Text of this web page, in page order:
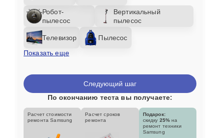
Робот-
пылесос
Вертикальный
пылесос
Телевизор
Пылесос
Показать еще
Следующий шаг
По окончанию теста вы получаете:
Расчет стоимости
ремонта Samsung
Расчет сроков
ремонта
Подарок:
скидку 25% на
ремонт техники
Samsung